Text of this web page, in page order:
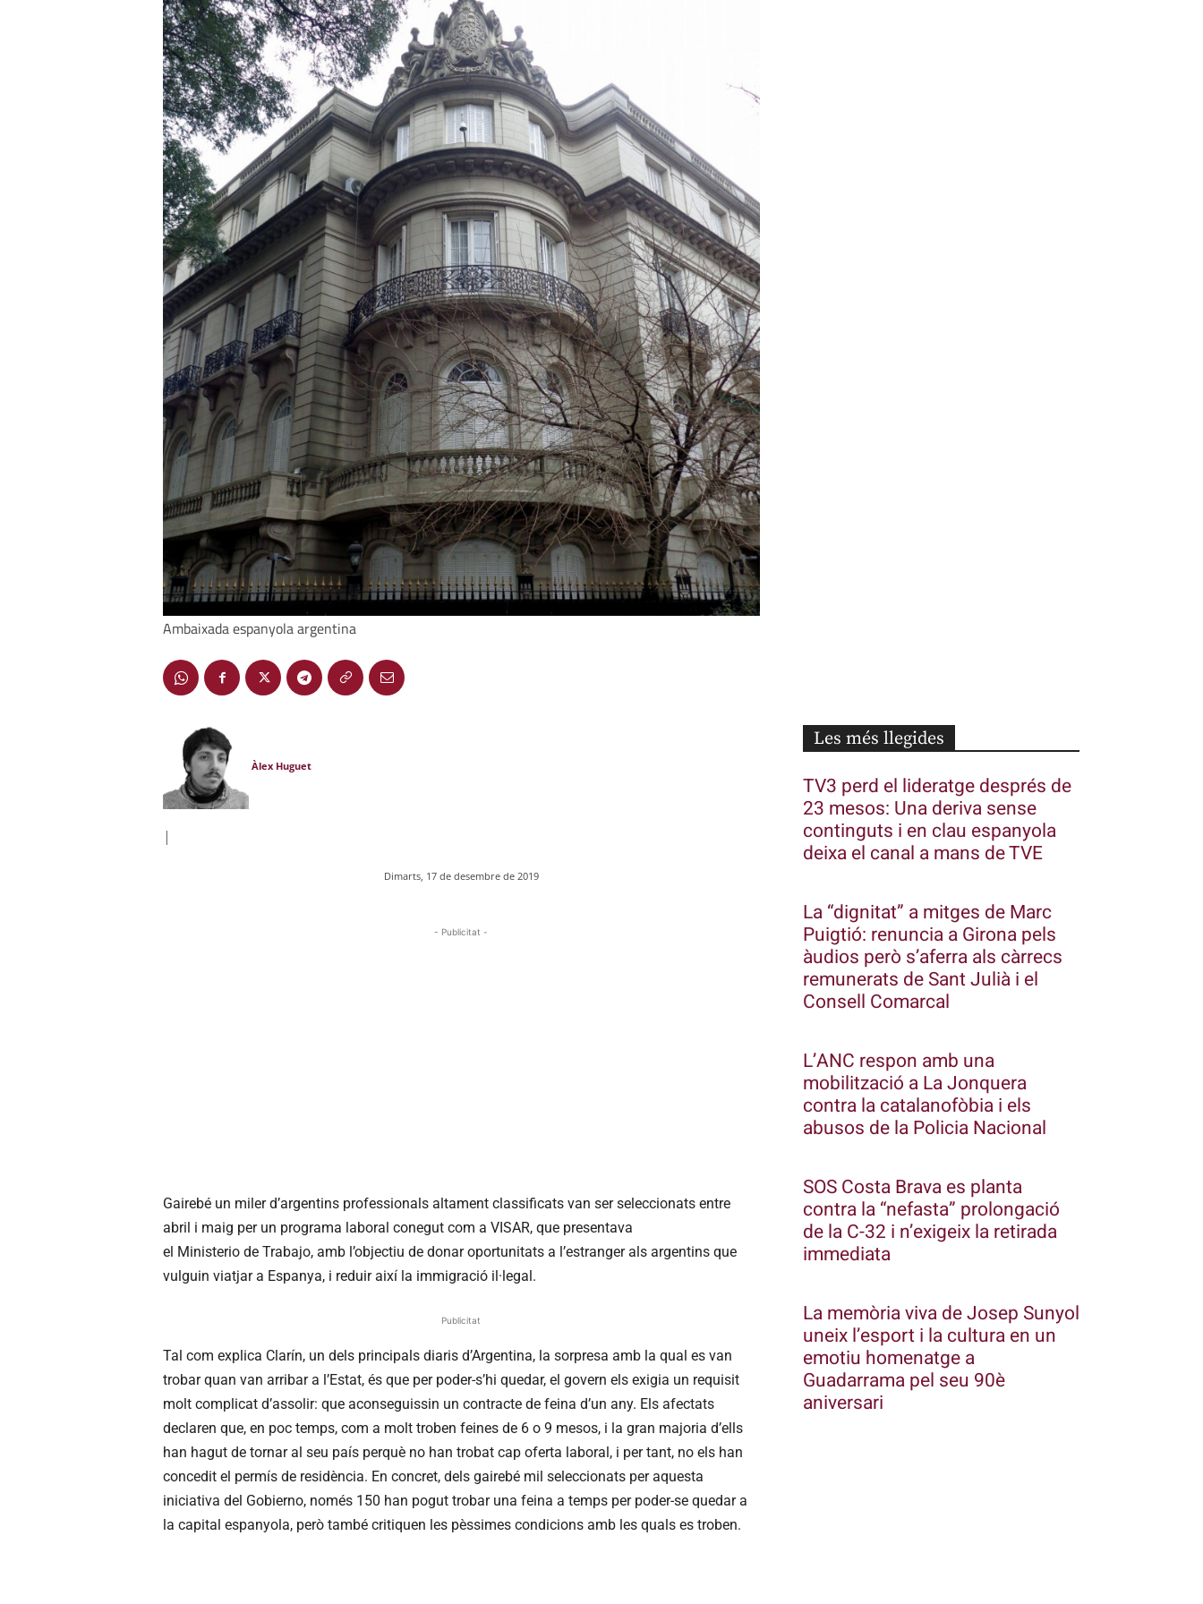
Ambaixada espanyola argentina
Àlex Huguet
|
Dimarts, 17 de desembre de 2019
- Publicitat -
Gairebé un miler d’argentins professionals altament classificats van ser seleccionats entre
abril i maig per un programa laboral conegut com a VISAR, que presentava
el Ministerio de Trabajo, amb l’objectiu de donar oportunitats a l’estranger als argentins que
vulguin viatjar a Espanya, i reduir així la immigració il·legal.
Publicitat
Tal com explica Clarín, un dels principals diaris d’Argentina, la sorpresa amb la qual es van
trobar quan van arribar a l’Estat, és que per poder-s’hi quedar, el govern els exigia un requisit
molt complicat d’assolir: que aconseguissin un contracte de feina d’un any. Els afectats
declaren que, en poc temps, com a molt troben feines de 6 o 9 mesos, i la gran majoria d’ells
han hagut de tornar al seu país perquè no han trobat cap oferta laboral, i per tant, no els han
concedit el permís de residència. En concret, dels gairebé mil seleccionats per aquesta
iniciativa del Gobierno, només 150 han pogut trobar una feina a temps per poder-se quedar a
la capital espanyola, però també critiquen les pèssimes condicions amb les quals es troben.
Les més llegides
TV3 perd el lideratge després de
23 mesos: Una deriva sense
continguts i en clau espanyola
deixa el canal a mans de TVE
La “dignitat” a mitges de Marc
Puigtió: renuncia a Girona pels
àudios però s’aferra als càrrecs
remunerats de Sant Julià i el
Consell Comarcal
L’ANC respon amb una
mobilització a La Jonquera
contra la catalanofòbia i els
abusos de la Policia Nacional
SOS Costa Brava es planta
contra la “nefasta” prolongació
de la C-32 i n’exigeix la retirada
immediata
La memòria viva de Josep Sunyol
uneix l’esport i la cultura en un
emotiu homenatge a
Guadarrama pel seu 90è
aniversari